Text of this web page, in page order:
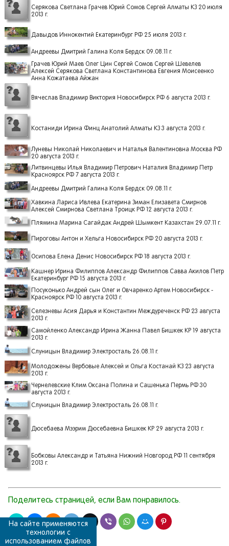
На сайте применяются
технологии с
использованием файлов
Серякова Светлана Грачев Юрий Сомов Сергей Алматы КЗ 20 июля
2013 г.
Давыдов Иннокентий Екатеринбург РФ 25 июля 2013 г.
Андреевы Дмитрий Галина Коля Бердск 09.08.11 г.
Грачев Юрий Маев Олег Цин Сергей Сомов Сергей Шевелев
Алексей Серякова Светлана Константинова Евгения Моисеенко
Анна Кожатаева Айжан
Вячеслав Владимир Виктория Новосибирск РФ 6 августа 2013 г.
Костаниди Ирина Финц Анатолий Алматы КЗ 3 августа 2013 г.
Луневы Николай Николаевич и Наталья Валентиновна Москва РФ
20 августа 2013 г.
Литвинцевы Илья Владимир Петрович Наталия Владимир Петр
Красноярск РФ 7 августа 2013 г.
Андреевы Дмитрий Галина Коля Бердск 09.08.11 г.
Хавкина Лариса Ивлева Екатерина Зиман Елизавета Смирнов
Алексей Смирнова Светлана Троицк РФ 12 августа 2013 г.
Плямина Марина Сагайдак Андрей Шымкент Казахстан 29.07.11 г.
Пироговы Антон и Хельга Новосибирск РФ 20 августа 2013 г.
Осипова Елена Денис Новосибирск РФ 18 августа 2013 г.
Кашнер Ирина Филиппов Александр Филиппов Савва Акилов Петр
Екатеринбург РФ 15 августа 2013 г.
Посуконько Андрей сын Олег и Овчаренко Артем Новосибирск -
Красноярск РФ 10 августа 2013 г.
Селезневы Асия Дарья и Константин Междуреченск РФ 23 августа
2013 г.
Самойленко Александр Ирина Жанна Павел Бишкек КР 19 августа
2013 г.
Слуницын Владимир Электросталь 26.08.11 г.
Молодожены Вербовые Алексей и Ольга Костанай КЗ 23 августа
2013 г.
Чернелевские Клим Оксана Полина и Сашенька Пермь РФ 30
августа 2013 г.
Слуницын Владимир Электросталь 26.08.11 г.
Дюсебаева Мээрим Дюсебаевна Бишкек КР 29 августа 2013 г.
Бобковы Александр и Татьяна Нижний Новгород РФ 11 сентября
2013 г.
Поделитесь страницей, если Вам понравилось.